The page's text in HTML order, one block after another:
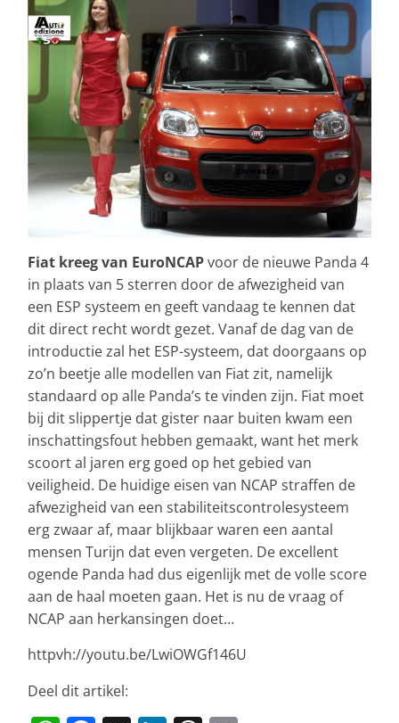
Fiat kreeg van EuroNCAPvoor de nieuwe Panda 4
in plaats van 5 sterren door de afwezigheid van
een ESP systeem en geeft vandaag te kennen dat
dit direct recht wordt gezet. Vanaf de dag van de
introductie zal het ESP-systeem, dat doorgaans op
zo’n beetje alle modellen van Fiat zit, namelijk
standaard op alle Panda’s te vinden zijn. Fiat moet
bij dit slippertje dat gister naar buiten kwam een
inschattingsfout hebben gemaakt, want het merk
scoort al jaren erg goed op het gebied van
veiligheid. De huidige eisen van NCAP straffen de
afwezigheid van een stabiliteitscontrolesysteem
erg zwaar af, maar blijkbaar waren een aantal
mensen Turijn dat even vergeten. De excellent
ogende Panda had dus eigenlijk met de volle score
aan de haal moeten gaan. Het is nu de vraag of
NCAP aan herkansingen doet…
httpvh://youtu.be/LwiOWGf146U
Deel dit artikel: